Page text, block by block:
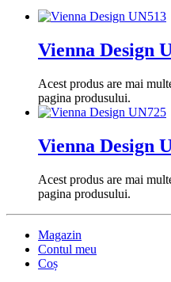
Vienna Design
Acest produs are mai
pagina produsului.
Vienna Design
Acest produs are mai
pagina produsului.
Magazin
Contul meu
Coș